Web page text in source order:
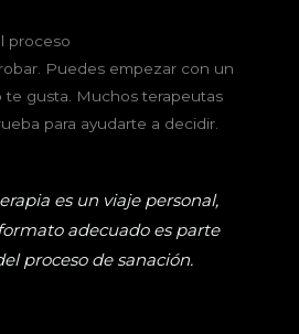
proceso
Puedes empezar con un
te gusta. Muchos terapeutas
para ayudarte a decidir.
es un viaje personal,
adecuado es parte
proceso de sanación.